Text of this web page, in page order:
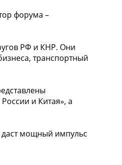
форума –
РФ и КНР. Они
транспортный
и Китая», а
даст мощный импульс